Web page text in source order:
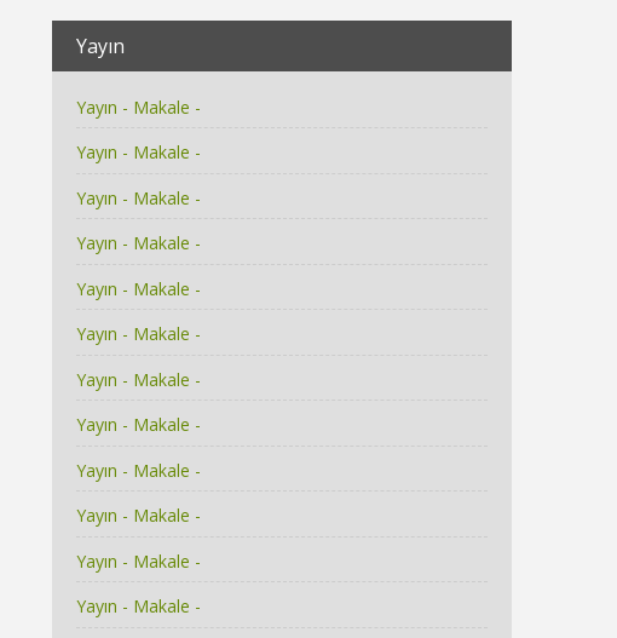
Yayın
Yayın - Makale -
Yayın - Makale -
Yayın - Makale -
Yayın - Makale -
Yayın - Makale -
Yayın - Makale -
Yayın - Makale -
Yayın - Makale -
Yayın - Makale -
Yayın - Makale -
Yayın - Makale -
Yayın - Makale -